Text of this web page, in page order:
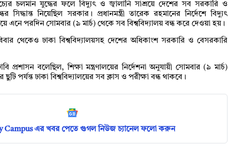
চলমান যুদ্ধের ফলে বিদ্যুৎ ও জ্বালানি সাশ্রয়ে দেশের সব সরকারি ও
সিদ্ধান্ত নিয়েছিল সরকার। প্রধানমন্ত্রী তারেক রহমানের নির্দেশে বিদ্যুৎ
এনে পরদিন সোমবার (৯ মার্চ) থেকে সব বিশ্ববিদ্যালয় বন্ধ করে দেওয়া হয়।
থেকেও ঢাকা বিশ্ববিদ্যালয়সহ দেশের অধিকাংশ সরকারি ও বেসরকারি
প্রশাসন বলেছিল, শিক্ষা মন্ত্রণালয়ের নির্দেশনা অনুযায়ী সোমবার (৯ মার্চ)
পর্যন্ত ঢাকা বিশ্ববিদ্যালয়ের সব ক্লাস ও পরীক্ষা বন্ধ থাকবে।
Campus এর খবর পেতে গুগল নিউজ চ্যানেল ফলো করুন